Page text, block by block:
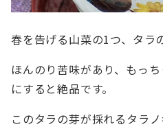
春を告げる山菜の1つ、タラ
ほんのり苦味があり、もっ
にすると絶品です。
このタラの芽が採れるタラ